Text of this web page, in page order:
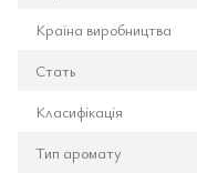
Країна виробництва
Стать
Класифікація
Тип аромату